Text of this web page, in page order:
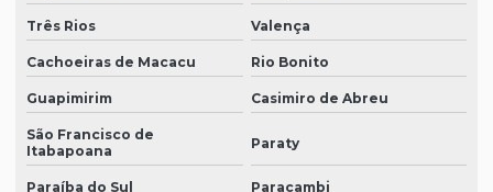
Três Rios Valença
Cachoeiras de Macacu Rio Bonito
Guapimirim Casimiro de Abreu
São Francisco de
Itabapoana
Paraty
Paraíba do Sul Paracambi